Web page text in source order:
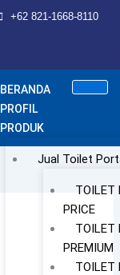
+62 821-1668-8110
BERANDA
PROFIL
PRODUK
Jual Toilet
TOILET
PRICE
TOILET
PREMIUM
TOILET